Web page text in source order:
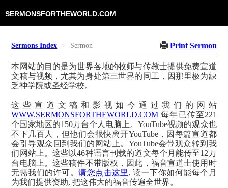
SERMONSFORTHEWORLD.COM
Sermons Index Sermon Print Sermon
本网站的目的是为世界各地的牧师与传教士提供免费宣道
文稿与视频，尤其为身处第三世界的同工，因那里极为缺
乏神学院或圣经学校。
这些宣道文稿和影视如今通过我们的网站
WWW.SERMONSFORTHEWORLD.COM 每年已传至221
个国家地区的150万台个人电脑上。YouTube视频的观众也
不下几百人，但他们会很快离开YouTube，因每篇宣道都
会引导观众回到我们的网站上。YouTube会带观众转到我
们网站上。这些以46种语言刊载的道文每个月能传至12万
台电脑上。这些稿件不带版权，因此，福音宣道士使用时
无需我们的许可。请您点击这里 , 读一下你如何能每个月
为我们提供资助, 把这伟大的福音传遍全世界。